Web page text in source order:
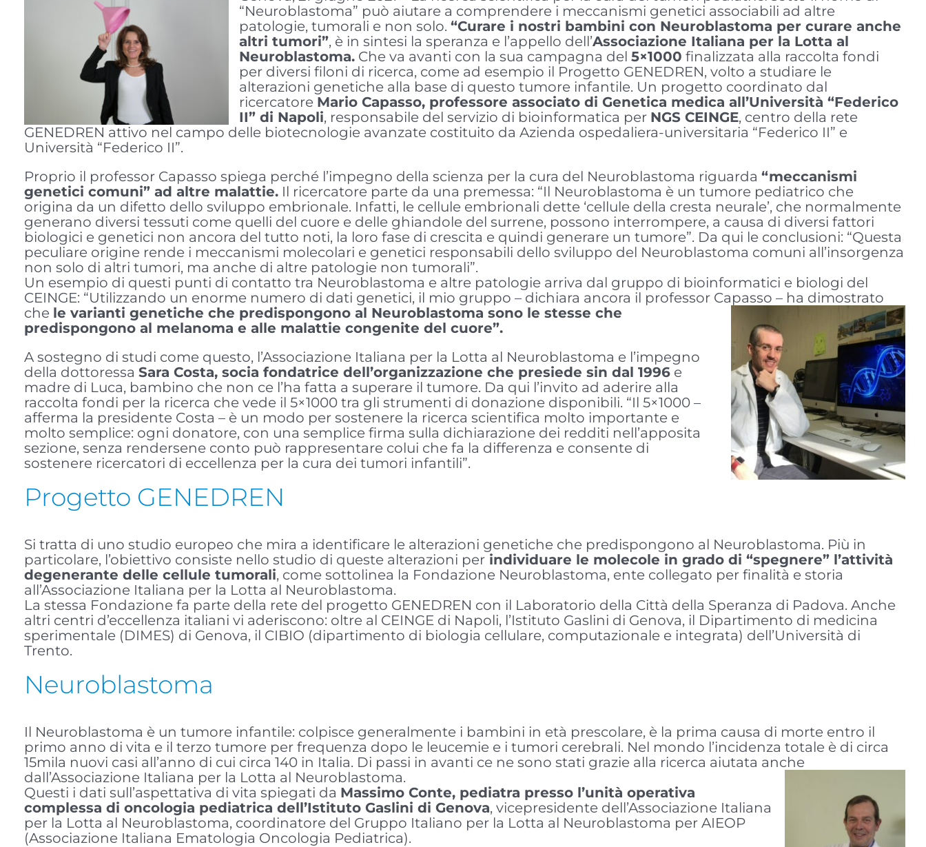
“Neuroblastoma” può aiutare a comprendere i meccanismi genetici associabili ad altre
patologie, tumorali e non solo.“Curare i nostri bambini con Neuroblastoma per curare anche
altri tumori”, è in sintesi la speranza e l’appello dell’Associazione Italiana per la Lotta al
Neuroblastoma. Che va avanti con la sua campagna del5×1000 finalizzata alla raccolta fondi
per diversi filoni di ricerca, come ad esempio il Progetto GENEDREN, volto a studiare le
alterazioni genetiche alla base di questo tumore infantile. Un progetto coordinato dal
ricercatore Mario Capasso, professore associato di Genetica medica all’Università “Federico
II” di Napoli, responsabile del servizio di bioinformatica per NGS CEINGE, centro della rete
GENEDREN attivo nel campo delle biotecnologie avanzate costituito da Azienda ospedaliera-universitaria “Federico II” e
Università “Federico II”.
Proprio il professor Capasso spiega perché l’impegno della scienza per la cura del Neuroblastoma riguarda“meccanismi
genetici comuni” ad altre malattie. Il ricercatore parte da una premessa: “Il Neuroblastoma è un tumore pediatrico che
origina da un difetto dello sviluppo embrionale. Infatti, le cellule embrionali dette ‘cellule della cresta neurale’, che normalmente
generano diversi tessuti come quelli del cuore e delle ghiandole del surrene, possono interrompere, a causa di diversi fattori
biologici e genetici non ancora del tutto noti, la loro fase di crescita e quindi generare un tumore”. Da qui le conclusioni: “Questa
peculiare origine rende i meccanismi molecolari e genetici responsabili dello sviluppo del Neuroblastoma comuni all’insorgenza
non solo di altri tumori, ma anche di altre patologie non tumorali”.
Un esempio di questi punti di contatto tra Neuroblastoma e altre patologie arriva dal gruppo di bioinformatici e biologi del
CEINGE: “Utilizzando un enorme numero di dati genetici, il mio gruppo – dichiara ancora il professor Capasso – ha dimostrato
che le varianti genetiche che predispongono al Neuroblastoma sono le stesse che
predispongono al melanoma e alle malattie congenite del cuore”.
A sostegno di studi come questo, l’Associazione Italiana per la Lotta al Neuroblastoma e l’impegno
della dottoressaSara Costa, socia fondatrice dell’organizzazione che presiede sin dal 1996 e
madre di Luca, bambino che non ce l’ha fatta a superare il tumore. Da qui l’invito ad aderire alla
raccolta fondi per la ricerca che vede il 5×1000 tra gli strumenti di donazione disponibili. “Il 5×1000 –
afferma la presidente Costa – è un modo per sostenere la ricerca scientifica molto importante e
molto semplice: ogni donatore, con una semplice firma sulla dichiarazione dei redditi nell’apposita
sezione, senza rendersene conto può rappresentare colui che fa la differenza e consente di
sostenere ricercatori di eccellenza per la cura dei tumori infantili”.
Progetto GENEDREN
Si tratta di uno studio europeo che mira a identificare le alterazioni genetiche che predispongono al Neuroblastoma. Più in
particolare, l’obiettivo consiste nello studio di queste alterazioni per individuare le molecole in grado di “spegnere” l’attività
degenerante delle cellule tumorali, come sottolinea la Fondazione Neuroblastoma, ente collegato per finalità e storia
all’Associazione Italiana per la Lotta al Neuroblastoma.
La stessa Fondazione fa parte della rete del progetto GENEDREN con il Laboratorio della Città della Speranza di Padova. Anche
altri centri d’eccellenza italiani vi aderiscono: oltre al CEINGE di Napoli, l’Istituto Gaslini di Genova, il Dipartimento di medicina
sperimentale (DIMES) di Genova, il CIBIO (dipartimento di biologia cellulare, computazionale e integrata) dell’Università di
Trento.
Neuroblastoma
Il Neuroblastoma è un tumore infantile: colpisce generalmente i bambini in età prescolare, è la prima causa di morte entro il
primo anno di vita e il terzo tumore per frequenza dopo le leucemie e i tumori cerebrali. Nel mondo l’incidenza totale è di circa
15mila nuovi casi all’anno di cui circa 140 in Italia. Di passi in avanti ce ne sono stati grazie alla ricerca aiutata anche
dall’Associazione Italiana per la Lotta al Neuroblastoma.
Questi i dati sull’aspettativa di vita spiegati da Massimo Conte, pediatra presso l’unità operativa
complessa di oncologia pediatrica dell’Istituto Gaslini di Genova, vicepresidente dell’Associazione Italiana
per la Lotta al Neuroblastoma, coordinatore del Gruppo Italiano per la Lotta al Neuroblastoma per AIEOP
(Associazione Italiana Ematologia Oncologia Pediatrica).